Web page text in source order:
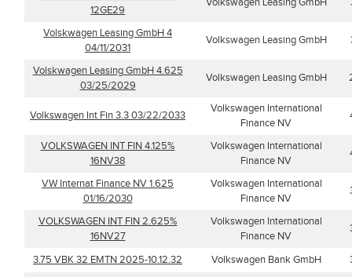
12GE29
Volskwagen Leasing GmbH 4
04/11/2031
Volkswagen Leasing GmbH
Volskwagen Leasing GmbH 4.625
03/25/2029
Volkswagen Leasing GmbH
Volkswagen Int Fin 3.3 03/22/2033
Volkswagen International
Finance NV
VOLKSWAGEN INT FIN 4.125%
16NV38
Volkswagen International
Finance NV
VW Internat Finance NV 1.625
01/16/2030
Volkswagen International
Finance NV
VOLKSWAGEN INT FIN 2.625%
16NV27
Volkswagen International
Finance NV
3.75 VBK 32 EMTN 2025-10.12.32 Volkswagen Bank GmbH